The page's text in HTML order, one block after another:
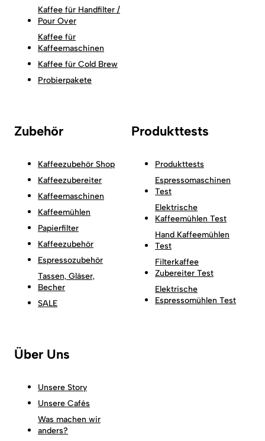
Kaffee für Handfilter /
Pour Over
Kaffee für
Kaffeemaschinen
Kaffee für Cold Brew
Probierpakete
Zubehör
Kaffeezubehör Shop
Kaffeezubereiter
Kaffeemaschinen
Kaffeemühlen
Papierfilter
Kaffeezubehör
Espressozubehör
Tassen, Gläser,
Becher
SALE
Produkttests
Produkttests
Espressomaschinen
Test
Elektrische
Kaffeemühlen Test
Hand Kaffeemühlen
Test
Filterkaffee
Zubereiter Test
Elektrische
Espressomühlen Test
Über Uns
Unsere Story
Unsere Cafés
Was machen wir
anders?